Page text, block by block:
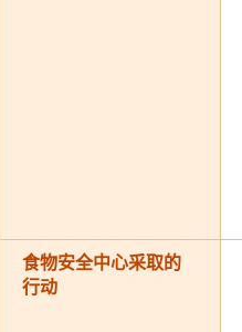
食物安全中心采取的
行动